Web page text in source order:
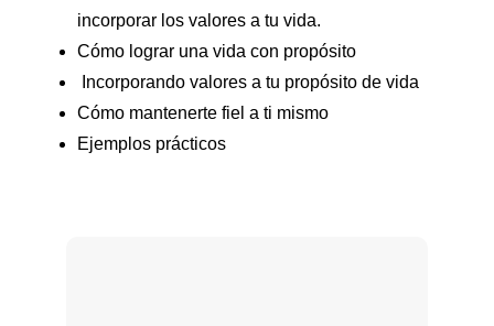
incorporar los valores a tu vida.
Cómo lograr una vida con propósito
Incorporando valores a tu propósito de vida
Cómo mantenerte fiel a ti mismo
Ejemplos prácticos